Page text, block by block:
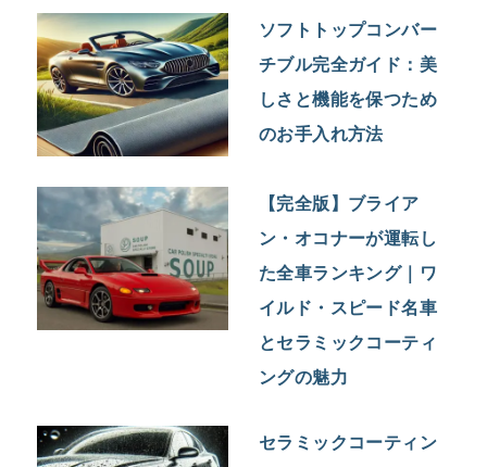
ソフトトップコンバー
チブル完全ガイド：美
しさと機能を保つため
のお手入れ方法
【完全版】ブライア
ン・オコナーが運転し
た全車ランキング｜ワ
イルド・スピード名車
とセラミックコーティ
ングの魅力
セラミックコーティン